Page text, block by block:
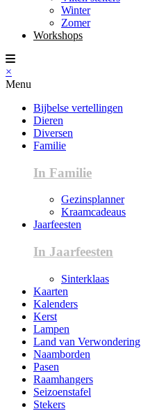
Winter
Zomer
Workshops
×
Menu
Bijbelse vertellingen
Dieren
Diversen
Familie
In Familie
Gezinsplanner
Kraamcadeaus
Jaarfeesten
In Jaarfeesten
Sinterklaas
Kaarten
Kalenders
Kerst
Lampen
Land van Verwondering
Naamborden
Pasen
Raamhangers
Seizoenstafel
Stekers